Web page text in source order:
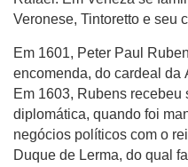
Veronese, Tintoretto e seu
Em 1601, Peter Paul
encomenda, do cardeal da
Em 1603, Rubens recebeu
diplomática, quando foi
negócios políticos com o
Duque de Lerma, do qual